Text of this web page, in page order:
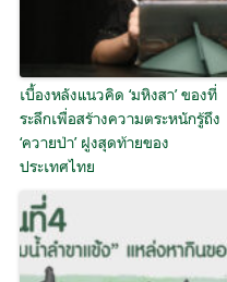
เบื้องหลังแนวคิด ‘มหิงสา’ ของที่
ระลึกเพื่อสร้างความตระหนักรู้ถึง
‘ควายป่า’ ฝูงสุดท้ายของ
ประเทศไทย